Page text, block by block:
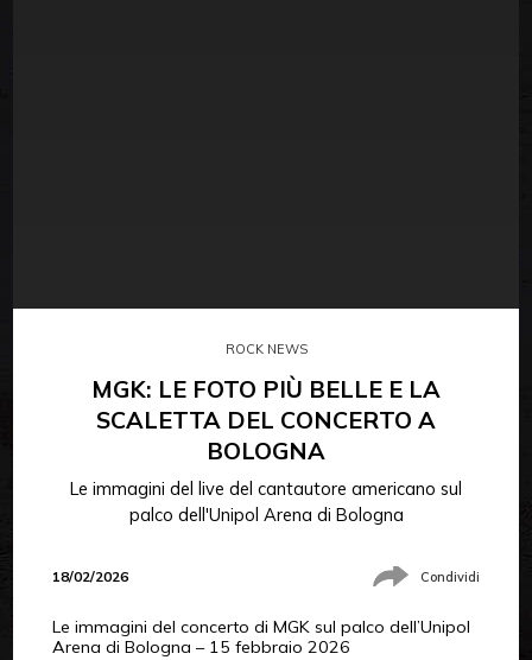
ROCK NEWS
MGK: LE FOTO PIÙ BELLE E LA
SCALETTA DEL CONCERTO A
BOLOGNA
Le immagini del live del cantautore americano sul
palco dell'Unipol Arena di Bologna
18/02/2026 Condividi
Le immagini del concerto di MGK sul palco dell’Unipol
Arena di Bologna – 15 febbraio 2026